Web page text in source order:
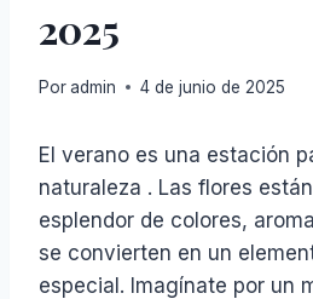
2025
Poradmin 4 de junio de 2025
El verano es una estación
naturaleza . Las flores
esplendor de colores,
se convierten en un
especial. Imagínate por un